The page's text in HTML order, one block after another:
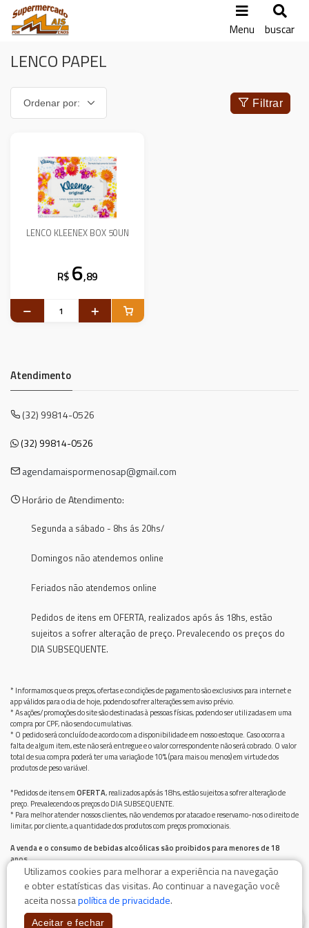
Menu buscar
LENCO PAPEL
Filtrar
LENCO KLEENEX BOX 50UN
R$ 6,89
Atendimento
(32) 99814-0526
(32) 99814-0526
agendamaispormenosap@gmail.com
Horário de Atendimento:
Segunda a sábado - 8hs ás 20hs/
Domingos não atendemos online
Feriados não atendemos online
Pedidos de itens em OFERTA, realizados após ás 18hs, estão
sujeitos a sofrer alteração de preço. Prevalecendo os preços do
DIA SUBSEQUENTE.
* Informamos que os preços, ofertas e condições de pagamento são exclusivos para internet e
app válidos para o dia de hoje, podendo sofrer alterações sem aviso prévio.
* As ações/promoções do site são destinadas à pessoas físicas, podendo ser utilizadas em uma
compra por CPF, não sendo cumulativas.
* O pedido será concluído de acordo com a disponibilidade em nosso estoque. Caso ocorra a
falta de algum item, este não será entregue e o valor correspondente não será cobrado. O valor
total de sua compra poderá ter uma variação de 10% (para mais ou menos) em virtude dos
produtos de peso variável.
*Pedidos de itens emOFERTA, realizados após ás 18hs, estão sujeitos a sofrer alteração de
preço. Prevalecendo os preços do DIA SUBSEQUENTE.
* Para melhor atender nossos clientes, não vendemos por atacado e reservamo-nos o direito de
limitar, por cliente, a quantidade dos produtos com preços promocionais.
A venda e o consumo de bebidas alcoólicas são proibidos para menores de 18
anos.
Bebida alcoólica pode causar dependência química e, em excesso, provoca graves males à saúde.
Beba com moderação
Utilizamos cookies para melhorar a experiência na navegação
e obter estatísticas das visitas. Ao continuar a navegação você
aceita nossapolítica de privacidade.
Aceitar e fechar